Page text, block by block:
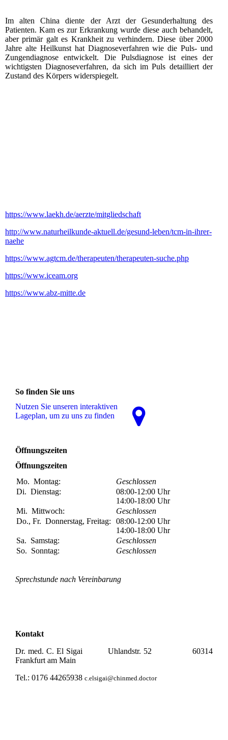
Im alten China diente der Arzt der Gesunderhaltung des
Patienten. Kam es zur Erkrankung wurde diese auch behandelt,
aber primär galt es Krankheit zu verhindern. Diese über 2000
Jahre alte Heilkunst hat Diagnoseverfahren wie die Puls- und
Zungendiagnose entwickelt. Die Pulsdiagnose ist eines der
wichtigsten Diagnoseverfahren, da sich im Puls detailliert der
Zustand des Körpers widerspiegelt.
https://www.laekh.de/aerzte/mitgliedschaft
http://www.naturheilkunde-aktuell.de/gesund-leben/tcm-in-ihrer-
naehe
https://www.agtcm.de/therapeuten/therapeuten-suche.php
https://www.iceam.org
https://www.abz-mitte.de
So finden Sie uns
Nutzen Sie unseren interaktiven
La­ge­plan, um zu uns zu finden
Öffnungszeiten
Öffnungszeiten
Mo. Montag:
Geschlossen
Di. Dienstag: 08:00-12:00 Uhr
14:00-18:00 Uhr
Mi. Mittwoch:
Geschlossen
Do., Fr. Donnerstag, Freitag: 08:00-12:00 Uhr
14:00-18:00 Uhr
Sa. Samstag:
Geschlossen
So. Sonntag: Geschlossen
Sprechstunde nach Vereinbarung
Kontakt
Dr. med. C. El Sigai Uhlandstr. 52 60314
Frankfurt am Main
Tel.: 0176 44265938 c.elsigai@chinmed.doctor